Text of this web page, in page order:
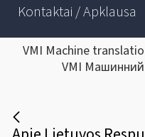
Kontaktai / Apklausa
VMI Machine
VMI